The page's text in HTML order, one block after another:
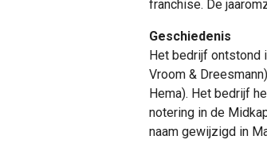
franchise. De
Geschiedenis
Het bedrijf ontstond
Vroom &
Hema). Het bedrijf
notering in de
naam gewijzigd in